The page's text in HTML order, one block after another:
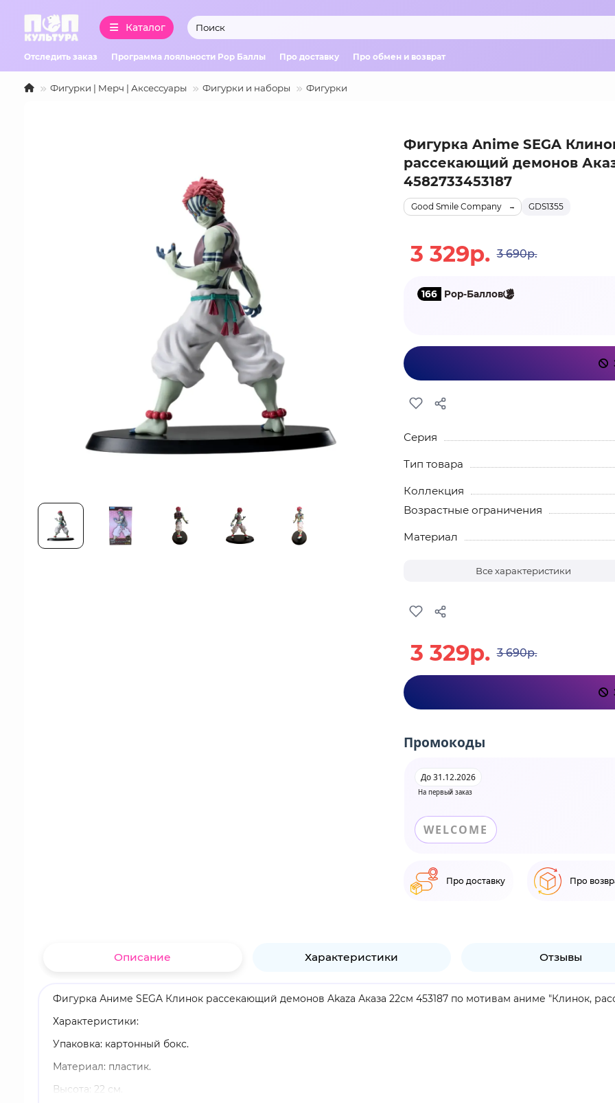
Каталог
Отследить заказ Программа лояльности Pop Баллы Про доставку Про обмен и возврат
Фигурки | Мерч | Аксессуары Фигурки и наборы Фигурки
Фигурка Anime SEGA
рассекающий демонов
4582733453187
GDS1355
Good Smile Company
3 329р. 3 690р.
166 Pop-Баллов
Серия
Тип товара
Коллекция
Возрастные ограничения
Материал
Все характеристики
3 329р. 3 690р.
Промокоды
На первый заказ
До 31.12.2026
WELCOME
Про доставку Про
Описание Характеристики Отзывы
Фигурка Аниме SEGA Клинок рассекающий демонов Akaza Аказа 22см 453187 по мотивам аниме "Клинок,
Характеристики:
Упаковка: картонный бокс.
Материал: пластик.
Высота: 22 см.